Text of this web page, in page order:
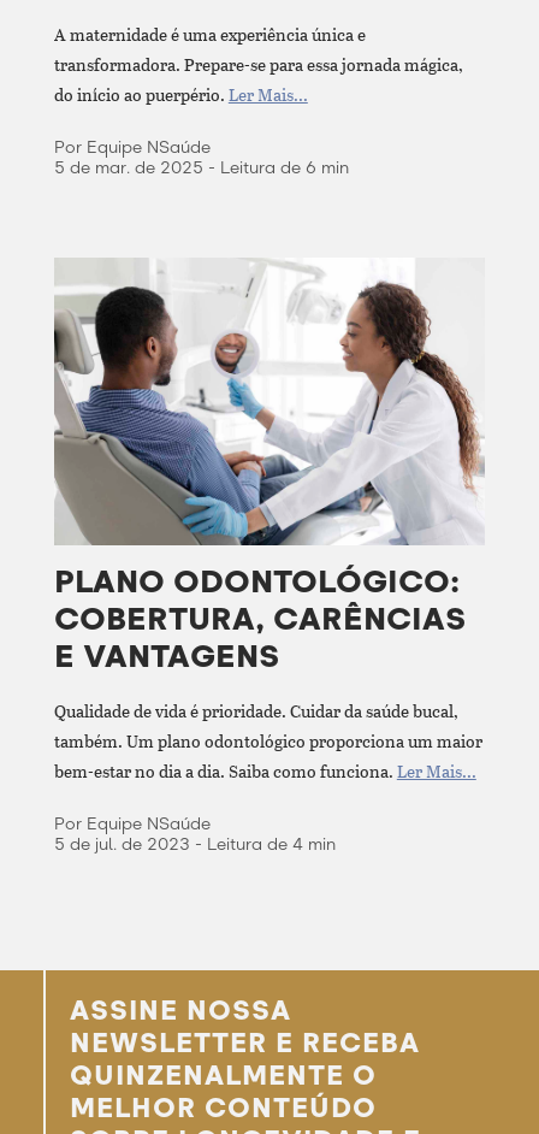
A maternidade é uma experiência única e
transformadora. Prepare-se para essa jornada mágica,
do início ao puerpério.Ler Mais...
Por Equipe NSaúde
5 de mar. de 2025 - Leitura de 6 min
PLANO ODONTOLÓGICO:
COBERTURA, CARÊNCIAS
E VANTAGENS
Qualidade de vida é prioridade. Cuidar da saúde bucal,
também. Um plano odontológico proporciona um maior
bem-estar no dia a dia. Saiba como funciona.Ler Mais...
Por Equipe NSaúde
5 de jul. de 2023 - Leitura de 4 min
ASSINE NOSSA
NEWSLETTER E RECEBA
QUINZENALMENTE O
MELHOR CONTEÚDO